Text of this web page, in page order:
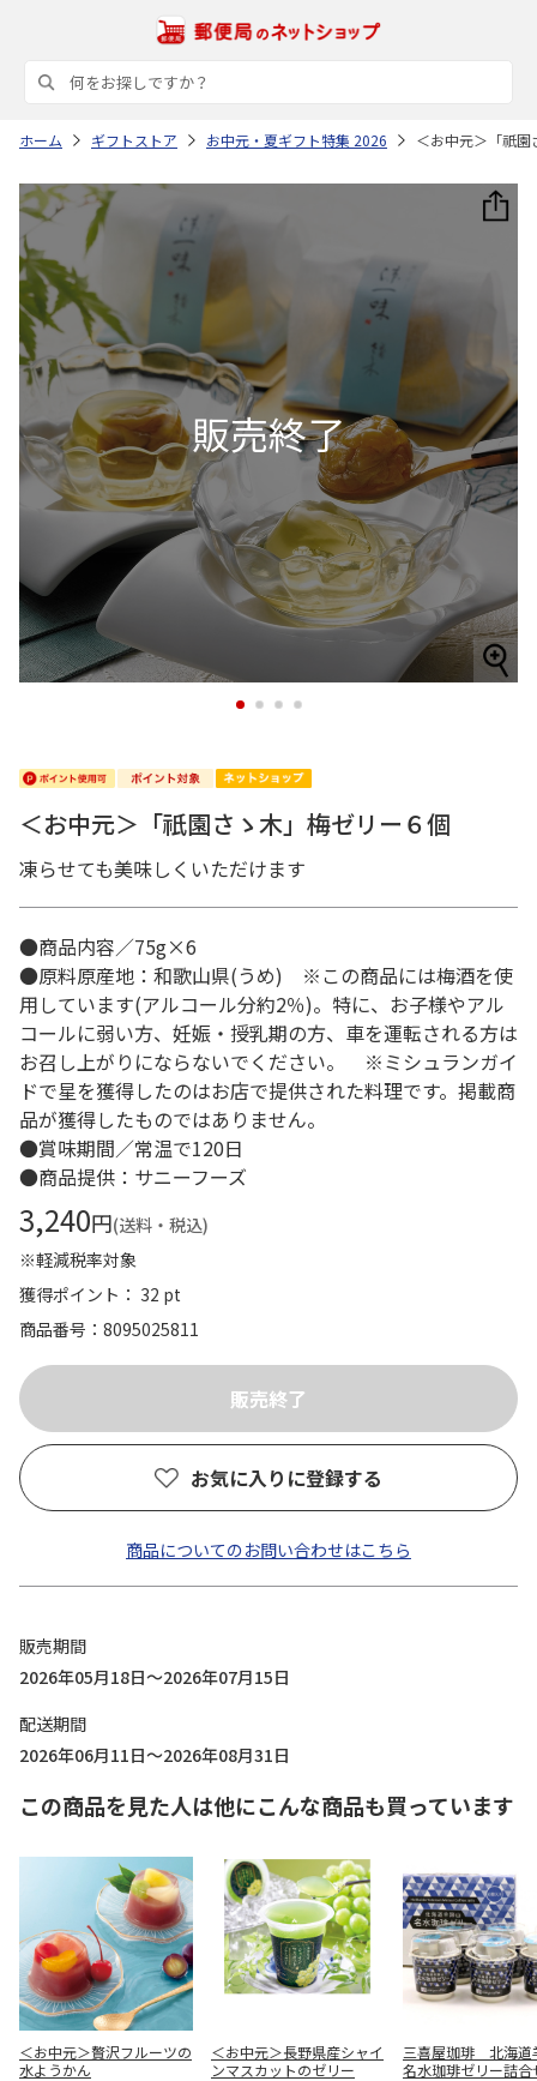
ホーム ギフトストア お中元・夏ギフト特集 2026 ＜お中元＞「祇
1 2 3 4
＜お中元＞「祇園さゝ木」梅ゼリー６個
凍らせても美味しくいただけます
●商品内容／75g×6
●原料原産地：和歌山県(うめ) ※この商品には梅酒を使
用しています(アルコール分約2％)。特に、お子様やアル
コールに弱い方、妊娠・授乳期の方、車を運転される方は
お召し上がりにならないでください。 ※ミシュランガイ
ドで星を獲得したのはお店で提供された料理です。掲載商
品が獲得したものではありません。
●賞味期間／常温で120日
●商品提供：サニーフーズ
3,240円(送料・税込)
※軽減税率対象
獲得ポイント： 32 pt
商品番号
8095025811
お気に入りに登録する
商品についてのお問い合わせはこちら
販売期間
2026年05月18日～2026年07月15日
配送期間
2026年06月11日～2026年08月31日
この商品を見た人は他にこんな商品も買っています
＜お中元＞贅沢フルーツの
水ようかん
＜お中元＞長野県産シャイ
ンマスカットのゼリー
三喜屋珈琲 北海道
名水珈琲ゼリー詰